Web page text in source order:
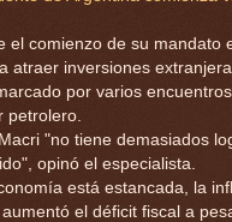
el comienzo de su mandato
atraer inversiones
por varios
petrolero.
"no tiene demasiados
opinó el especialista.
está estancada, la
aumentó el déficit fiscal a